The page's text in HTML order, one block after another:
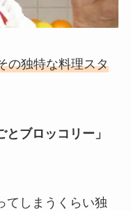
の独特な料理スタ
とブロッコリー」
てしまうくらい独